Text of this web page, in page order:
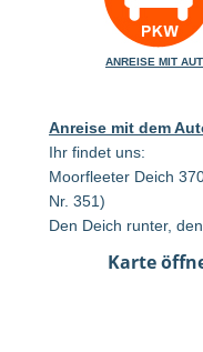
ANREISE MIT
Anreise mit dem
Ihr findet uns:
Moorfleeter Deich
Nr. 351)
Den Deich runter,
Karte